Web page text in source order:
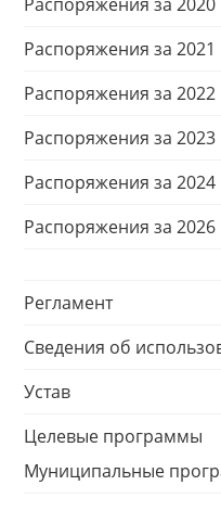
Распоряжения за 2021
Распоряжения за 2022
Распоряжения за 2023
Распоряжения за 2024
Распоряжения за 2026
Регламент
Сведения об
Устав
Целевые программы
Муниципальные